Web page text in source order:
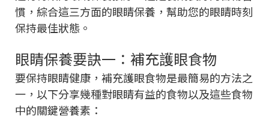
慣，綜合這三方面的眼睛保養，幫助您的眼睛時刻
保持最佳狀態。
眼睛保養要訣一：補充護眼食物
要保持眼睛健康，補充護眼食物是最簡易的方法之
一，以下分享幾種對眼睛有益的食物以及這些食物
中的關鍵營養素：